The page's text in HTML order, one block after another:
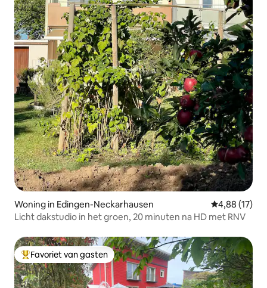
Woning in Edingen-Neckarhausen Gemiddelde
4,88 (17)
Licht dakstudio in het groen, 20 minuten na HD met RNV
Topfavoriet van gasten
Favoriet van gasten